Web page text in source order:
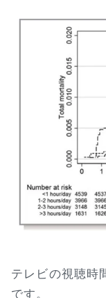
テレビの視聴時
です。